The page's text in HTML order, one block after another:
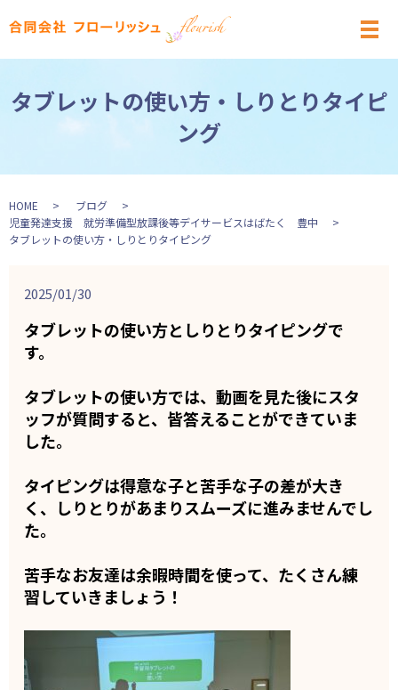
メ
タブレットの使い方・しりとりタイピ
ング
HOME
ブログ
児童発達支援 就労準備型放課後等デイサービスはばたく 豊中
タブレットの使い方・しりとりタイピング
2025/01/30
タブレットの使い方としりとりタイピングで
す。
タブレットの使い方では、動画を見た後にスタ
ッフが質問すると、 皆答えることができていま
した。
タイピングは得意な子と苦手な子の差が大き
く、しりとりがあまりスムーズに進みませんでし
た。
苦手なお友達は余暇時間を使って、たくさん練
習していきましょう！